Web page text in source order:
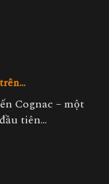
Cognac – một
tiên...